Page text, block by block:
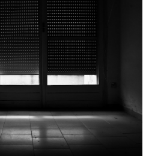
Altrecose
Mondiali calcio 2026